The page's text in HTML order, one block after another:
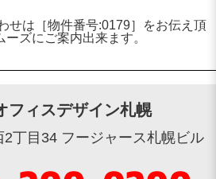
せは［物件番号:0179］をお伝え頂
ーズにご案内出来ます。
フィスデザイン札幌
丁目34 フージャース札幌ビル